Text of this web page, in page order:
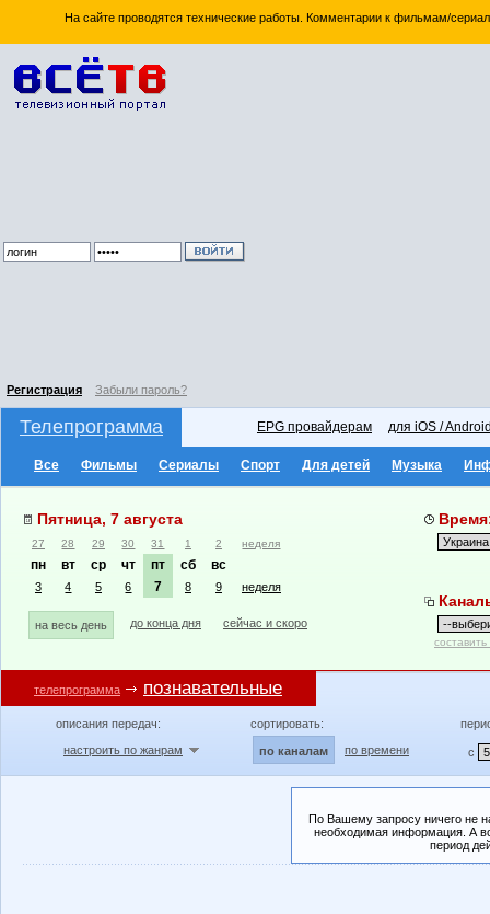
На сайте проводятся технические работы. Комментарии к фильмам/
Регистрация Забыли пароль?
Телепрограмма EPG провайдерам для iOS /
Все Фильмы Сериалы Спорт Для детей Музыка
Пятница, 7 августа
27 28 29 30 31 1 2 неделя
пн вт ср чт пт сб вс
3 4 5 6 7 8 9 неделя
на весь день до конца дня сейчас и скоро
телепрограмма познавательные
описания передач:
настроить по жанрам
сортировать:
по каналам по времени с
По Вашему запросу ничего не
необходимая информация. А
период